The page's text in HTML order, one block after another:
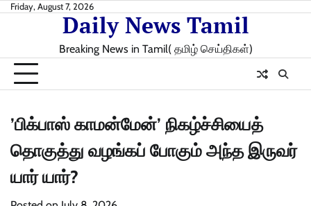
SkipFriday, August 7, 2026
Daily News Tamil
Breaking News in Tamil( தமிழ் செய்திகள்)
’பிக்பாஸ் காமன்மேன்’ நிகழ்ச்சியைத்
தொகுத்து வழங்கப் போகும் அந்த இருவர்
யார் யார்?